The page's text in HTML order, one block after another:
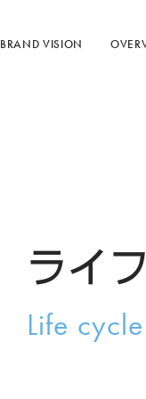
BRAND VISION
ライ
Life